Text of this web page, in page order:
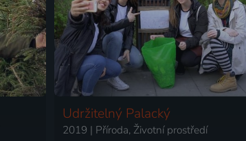
Udržitelný Palacký
2019 | Příroda, Životní prostředí